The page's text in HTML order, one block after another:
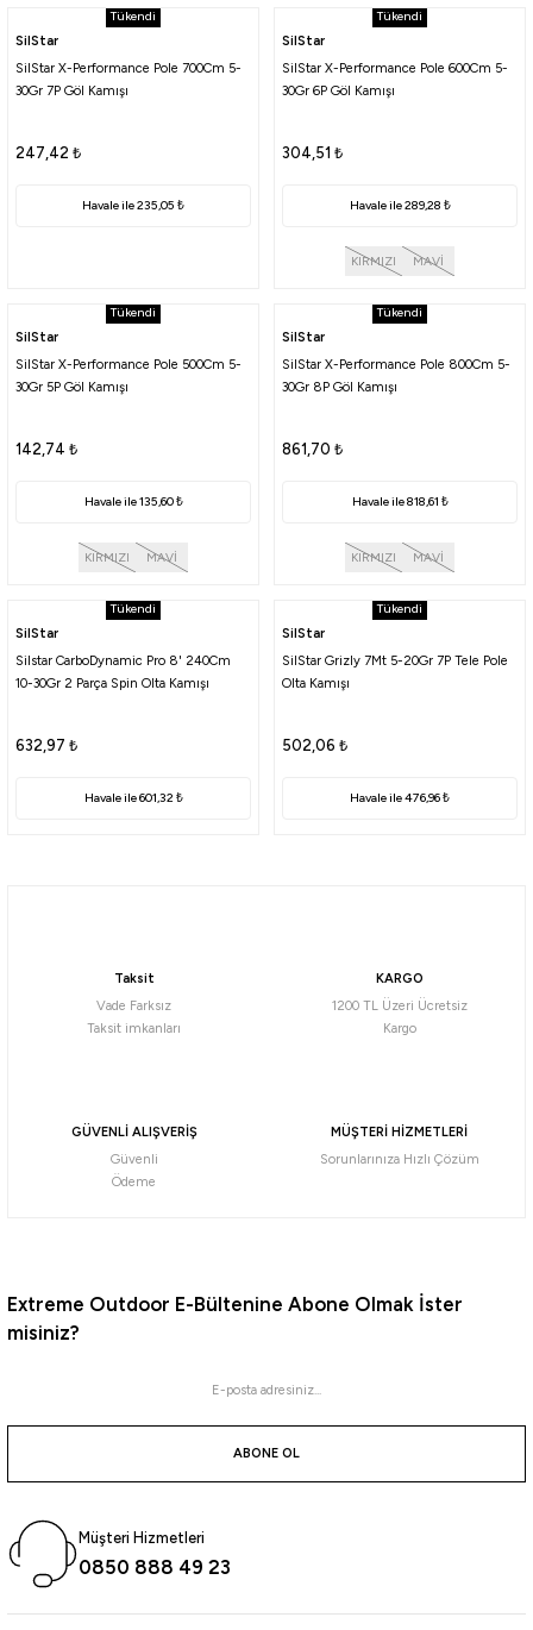
· Ekipman
Tükendi
SilStar
SilStar X-Performance Pole 700Cm 5-
30Gr 7P Göl Kamışı
247,42 ₺
Havale ile 235,05 ₺
Tükendi
SilStar
SilStar X-Performance Pole 600Cm 5-
30Gr 6P Göl Kamışı
304,51 ₺
Havale ile 289,28 ₺
KIRMIZI MAVİ
Tükendi
SilStar
SilStar X-Performance Pole 500Cm 5-
30Gr 5P Göl Kamışı
142,74 ₺
Havale ile 135,60 ₺
KIRMIZI MAVİ
Tükendi
SilStar
SilStar X-Performance Pole 800Cm 5-
30Gr 8P Göl Kamışı
861,70 ₺
Havale ile 818,61 ₺
KIRMIZI MAVİ
Tükendi
SilStar
Silstar CarboDynamic Pro 8' 240Cm
10-30Gr 2 Parça Spin Olta Kamışı
632,97 ₺
Havale ile 601,32 ₺
Tükendi
SilStar
SilStar Grizly 7Mt 5-20Gr 7P Tele Pole
Olta Kamışı
502,06 ₺
Havale ile 476,96 ₺
Taksit
Vade Farksız
Taksit imkanları
KARGO
1200 TL Üzeri Ücretsiz
Kargo
GÜVENLİ ALIŞVERİŞ
Güvenli
Ödeme
MÜŞTERİ HİZMETLERİ
Sorunlarınıza Hızlı Çözüm
Extreme Outdoor E-Bültenine Abone Olmak İster
misiniz?
ABONE OL
Müşteri Hizmetleri
0850 888 49 23